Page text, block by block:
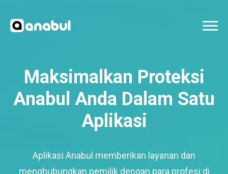
Maksimalkan Proteksi
Anabul Anda Dalam Satu
Aplikasi
Aplikasi Anabul memberikan layanan dan
menghubungkan pemilik dengan para profesi di